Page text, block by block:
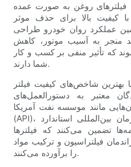
فیلترهای روغن به صورت عمده
کیفیت بالا برای حذف موثر
عملکرد روان خودرو طراحی
منجر به آسیب موتور، کاهش
که تأثیر منفی بر کسب و کار
شما دارند.
بهترین شاخص‌های کیفیت فیلتر
معتبر به دستورالعمل‌های
مانند موسسه نفت آمریکا
(API)، سازمان بین‌المللی استاندارد (ISO) و سایر نهادهای نظارتی
تضمین می‌کنند که فیلترها
فیلتراسیون و ترکیب مواد
را برآورده می‌کنند.